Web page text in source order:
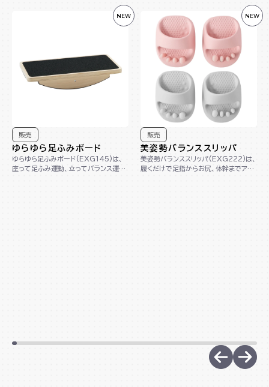
販売
ゆらゆら足ふみボード
ゆらゆら足ふみボード(EXG145)は、
座って足ふみ運動、立ってバランス運動
NEW
販売
美姿勢バランススリッパ
美姿勢バランススリッパ(EXG222)は、
履くだけで足指からお尻、体幹までアプ
NEW